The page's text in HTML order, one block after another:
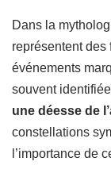
Dans la
représentent
événements
souvent
une déesse de
constellations
l’importance de